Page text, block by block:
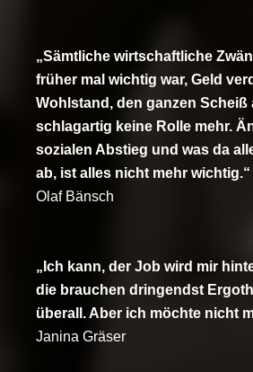
„Sämtliche wirtschaftliche
früher mal wichtig war, Geld
Wohlstand, den ganzen Scheiß
schlagartig keine Rolle mehr.
sozialen Abstieg und was da
ab, ist alles nicht mehr wichtig.“
Olaf Bänsch
„Ich kann, der Job wird mir
die brauchen dringendst
überall. Aber ich möchte nicht
Janina Gräser